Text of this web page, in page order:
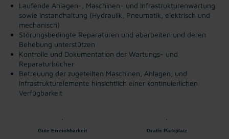
Laufende Anlagen-, Maschinen- und Infrastrukturenwartung
sowie Instandhaltung (Hydraulik, Pneumatik, elektrisch und
mechanisch)
Störungsbedingte Reparaturen und abarbeiten und deren
Behebung unterstützen
Kontrolle und Dokumentation der Wartungs- und
Reparaturbücher
Betreuung der zugeteilten Maschinen, Anlagen, und
Infrastrukturelemente hinsichtlich einer kontinuierlichen
Verfügbarkeit
Gute Erreichbarkeit Gratis Parkplatz